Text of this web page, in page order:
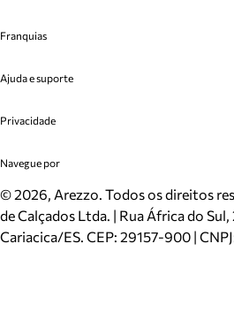
Cashback
Venda Corporativa
Mapa do Site
Inverno
Mundo Arezzo
Franquias
Plano de Negócio
Ajuda e suporte
Cadastro
Meus Pedidos
Trocas e Devoluções
Cartão Presente
Localizador de lojas
Privacidade
Politica e Privacidade
Navegue por
Sapatos
Bolsas
Scarpins
©2026, Arezzo. Todos os direitos
de Calçados Ltda. | Rua África do
Cariacica/ES. CEP: 29157-900 |